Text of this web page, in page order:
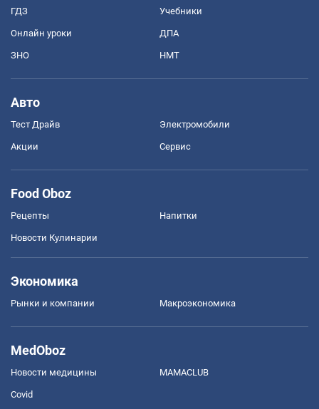
ГДЗ Учебники
Онлайн уроки ДПА
ЗНО НМТ
Авто
Тест Драйв Электромобили
Акции Сервис
Food Oboz
Рецепты Напитки
Новости Кулинарии
Экономика
Рынки и компании Mакроэкономика
MedOboz
Новости медицины MAMACLUB
Covid